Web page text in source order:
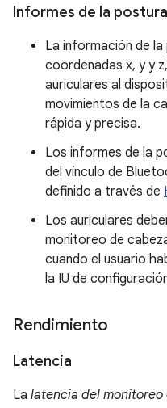
Informes de la
La información de
coordenadas x, y y
auriculares al
movimientos de la
rápida y precisa.
Los informes de la
del vínculo de
definido a través de
Los auriculares
monitoreo de
cuando el usuario
la IU de
Rendimiento
Latencia
La latencia del monitoreo